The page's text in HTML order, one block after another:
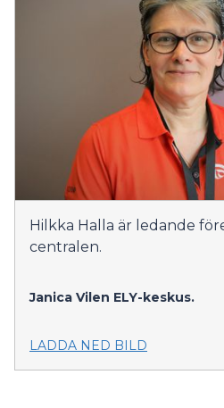
Hilkka Halla är ledande
centralen.
Janica Vilen ELY-keskus.
LADDA NED BILD